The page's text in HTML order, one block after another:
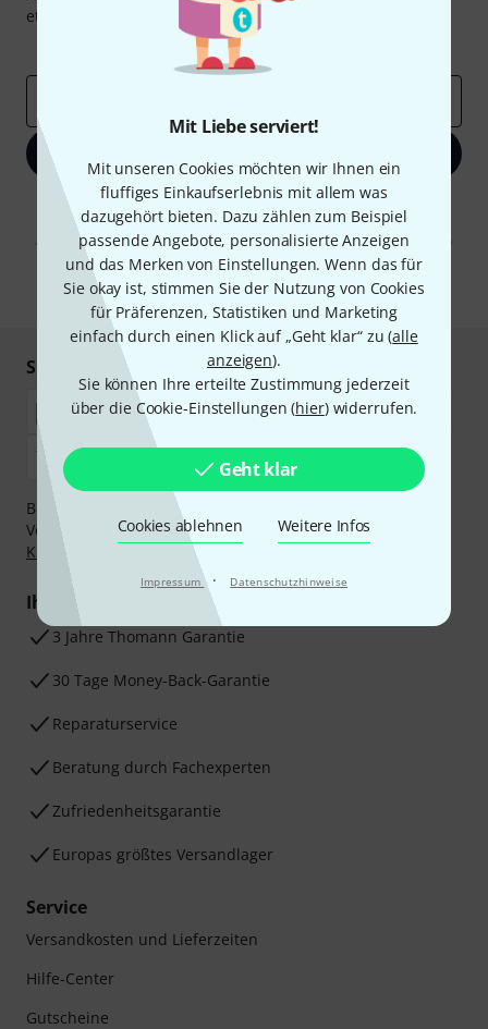
Mit Liebe serviert!
Mit unseren Cookies möchten wir Ihnen ein
fluffiges Einkaufserlebnis mit allem was
dazugehört bieten. Dazu zählen zum Beispiel
passende Angebote, personalisierte Anzeigen
und das Merken von Einstellungen. Wenn das für
Sie okay ist, stimmen Sie der Nutzung von Cookies
für Präferenzen, Statistiken und Marketing
einfach durch einen Klick auf „Geht klar“ zu (alle
anzeigen).
Sie können Ihre erteilte Zustimmung jederzeit
über die Cookie-Einstellungen (hier) widerrufen.
Geht klar
Cookies ablehnen Weitere Infos
Impressum · Datenschutzhinweise
etwas Glück einen von
50 Gutscheinen
Inspirierende Beiträge
Mit Klick auf „Jetzt anmelden“ stimmen Sie dem Erhalt von E-Mail-
Werbung und einer Messung des E-Mail-Nutzungsverhaltens zu. Die
Abmeldung ist jederzeit möglich. Weitere Informationen finden Sie in
unserenDatenschutzhinweisen.
* Pflichtfeld
Sicher einkaufen & bezahlen
Bezahlen Sie vertraulich und sicher per Nachnahme,
Vorkasse, PayPal, Amazon Pay,
Klarna Sofort bezahlen
Klarna Ratenzahlung
oder Kreditkarte.
Ihre Vorteile
3 Jahre Thomann Garantie
30 Tage Money-Back-Garantie
Reparaturservice
Beratung durch Fachexperten
Zufriedenheitsgarantie
Europas größtes Versandlager
Service
Versandkosten und Lieferzeiten
Hilfe-Center
Gutscheine